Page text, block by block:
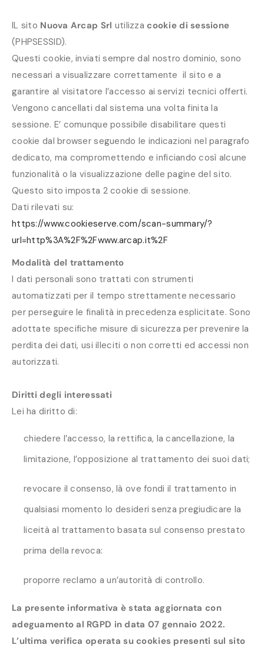
IL sito Nuova Arcap Srl utilizza cookie di sessione
(PHPSESSID).
Questi cookie, inviati sempre dal nostro dominio, sono
necessari a visualizzare correttamente il sito e a
garantire al visitatore l’accesso ai servizi tecnici offerti.
Vengono cancellati dal sistema una volta finita la
sessione. E’ comunque possibile disabilitare questi
cookie dal browser seguendo le indicazioni nel paragrafo
dedicato, ma compromettendo e inficiando così alcune
funzionalità o la visualizzazione delle pagine del sito.
Questo sito imposta 2 cookie di sessione.
Dati rilevati su:
https://www.cookieserve.com/scan-summary/?
url=http%3A%2F%2Fwww.arcap.it%2F
Modalità del trattamento
I dati personali sono trattati con strumenti
automatizzati per il tempo strettamente necessario
per perseguire le finalità in precedenza esplicitate. Sono
adottate specifiche misure di sicurezza per prevenire la
perdita dei dati, usi illeciti o non corretti ed accessi non
autorizzati.
Diritti degli interessati
Lei ha diritto di:
chiedere l’accesso, la rettifica, la cancellazione, la
limitazione, l’opposizione al trattamento dei suoi dati;
revocare il consenso, là ove fondi il trattamento in
qualsiasi momento lo desideri senza pregiudicare la
liceità al trattamento basata sul consenso prestato
prima della revoca:
proporre reclamo a un’autorità di controllo.
La presente informativa è stata aggiornata con
adeguamento al RGPD in data 07 gennaio 2022.
L’ultima verifica operata su cookies presenti sul sito